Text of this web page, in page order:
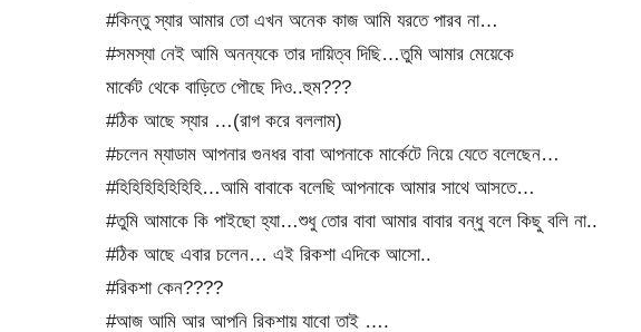
#কিন্তু স্যার আমার তো এখন অনেক কাজ আমি যরতে পারব না…
#সমস্যা নেই আমি অনন্যকে তার দায়িত্ব দিছি…তুমি আমার মেয়েকে
মার্কেট থেকে বাড়িতে পৌছে দিও..হুম???
#ঠিক আছে স্যার …(রাগ করে বললাম)
#চলেন ম্যাডাম আপনার গুনধর বাবা আপনাকে মার্কেটে নিয়ে যেতে বলেছেন…
#হিহিহিহিহিহিহি…আমি বাবাকে বলেছি আপনাকে আমার সাথে আসতে…
#তুমি আমাকে কি পাইছো হ্যা…শুধু তোর বাবা আমার বাবার বন্ধু বলে কিছু বলি না..
#ঠিক আছে এবার চলেন… এই রিকশা এদিকে আসো..
#রিকশা কেন????
#আজ আমি আর আপনি রিকশায় যাবো তাই ….